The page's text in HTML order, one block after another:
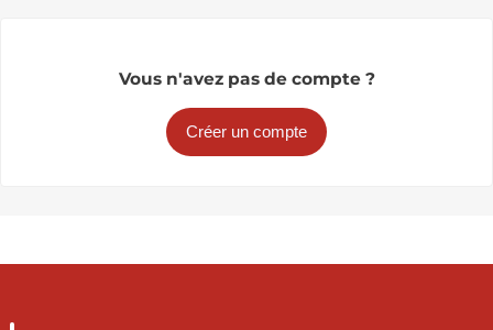
Vous n'avez pas de compte ?
Créer un compte